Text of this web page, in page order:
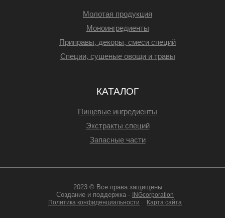
Молотая продукция
Моноингредиенты
Приправы, декоры, смеси специй
Специи, сушеные овощи и травы
КАТАЛОГ
Пищевые ингредиенты
Экстракты специй
Запасные части
2023 © Все права защищены
Создание и поддержка -
INGcorporation
Политика конфиденциальности
Карта сайта